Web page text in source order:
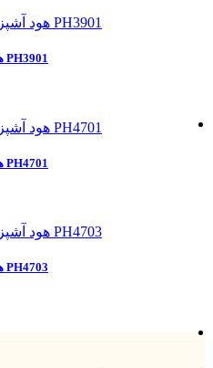
هود آشپزخانه پرنیان استیل مدل PH3901
هود آشپزخانه پرنیان استیل مدل PH4701
هود آشپزخانه پرنیان استیل مدل PH4703